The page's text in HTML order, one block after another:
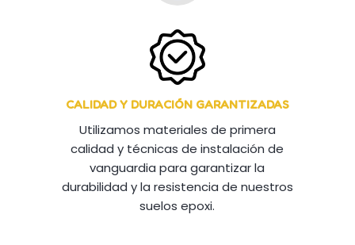
CALIDAD Y DURACIÓN GARANTIZADAS
Utilizamos materiales de primera
calidad y técnicas de instalación de
vanguardia para garantizar la
durabilidad y la resistencia de nuestros
suelos epoxi.